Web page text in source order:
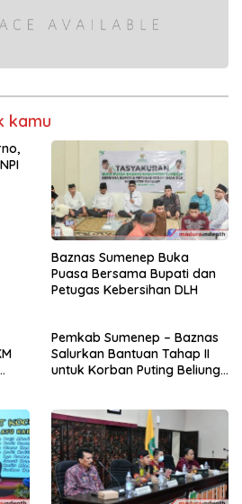
kamu
Baznas Sumenep Buka
Puasa Bersama Bupati dan
Petugas Kebersihan DLH
Pemkab Sumenep – Baznas
Salurkan Bantuan Tahap II
untuk Korban Puting Beliung